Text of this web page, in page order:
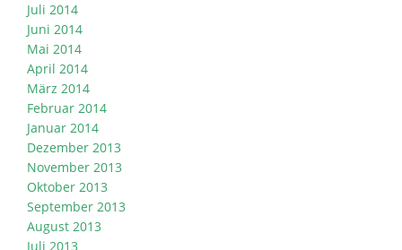
Juli 2014
Juni 2014
Mai 2014
April 2014
März 2014
Februar 2014
Januar 2014
Dezember 2013
November 2013
Oktober 2013
September 2013
August 2013
Juli 2013